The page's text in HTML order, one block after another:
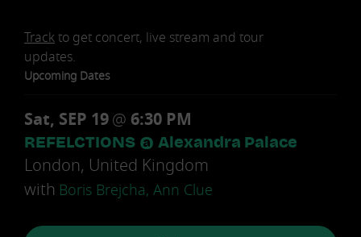
Trackto get concert, live stream and tour
updates.
Upcoming Dates
Sat, SEP 19@ 6:30 PM
REFELCTIONS @ Alexandra Palace
London, United Kingdom
with Boris Brejcha, Ann Clue